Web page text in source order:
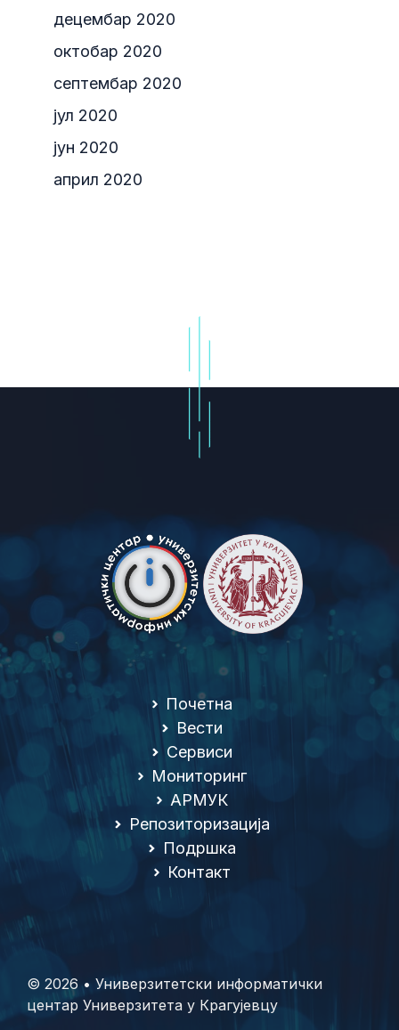
децембар 2020
октобар 2020
септембар 2020
јул 2020
јун 2020
април 2020
Почетна
Вести
Сервиси
Мониторинг
АРМУК
Репозиторизација
Подршка
Контакт
© 2026 • Универзитетски информатички
центар Универзитета у Крагујевцу